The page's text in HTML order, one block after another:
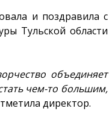
и поздравила с
Тульской области
объединяет
чем-то большим,
директор.